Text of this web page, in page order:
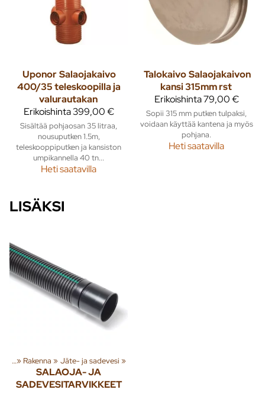
UponorSalaojakaivo
400/35 teleskoopilla ja
valurautakan
Erikoishinta399,00 €
Sisältää pohjaosan 35 litraa,
nousuputken 1.5m,
teleskooppiputken ja kansiston
umpikannella 40 tn...
Heti saatavilla
Talokaivo Salaojakaivon
kansi 315mm rst
Erikoishinta79,00 €
Sopii 315 mm putken tulpaksi,
voidaan käyttää kantena ja myös
pohjana.
Heti saatavilla
LISÄKSI
‪» Rakenna ‪» Jäte- ja sadevesi ‪»
SALAOJA- JA
SADEVESITARVIKKEET